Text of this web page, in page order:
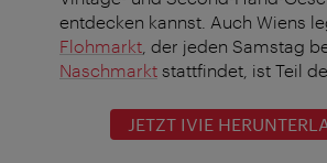
entdecken kannst. Auch Wiens
Flohmarkt , der jeden Samstag
Naschmarkt stattfindet, ist Teil
JETZT IVIE